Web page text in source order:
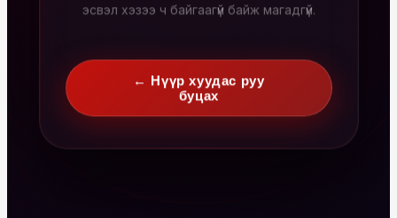
эсвэл хэзээ ч байгаагүй байж магадгүй.
← Нүүр хуудас руу
буцах